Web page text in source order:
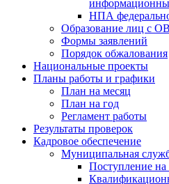
НПА
Образование лиц с
Формы заявлений
Порядок обжалования
Национальные проекты
Планы работы и графики
План на месяц
План на год
Регламент работы
Результаты проверок
Кадровое обеспечение
Муниципальная
Поступление